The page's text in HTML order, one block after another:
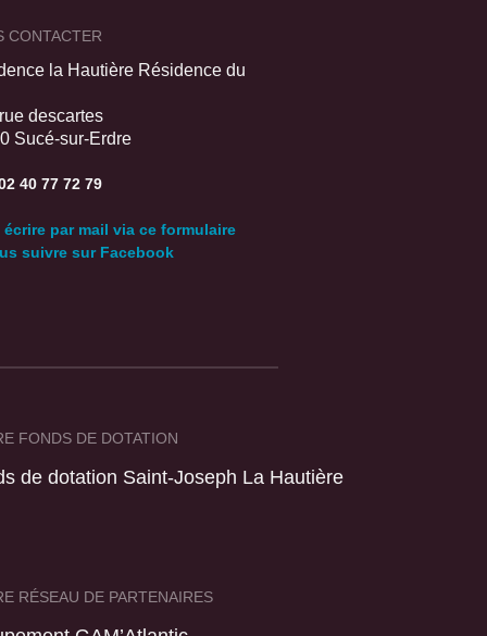
CONTACTER
la Hautière Résidence du
descartes
Sucé-sur-Erdre
40 77 72 79
écrire par mail via ce formulaire
suivre sur Facebook
FONDS DE DOTATION
de dotation Saint-Joseph La Hautière
RÉSEAU DE PARTENAIRES